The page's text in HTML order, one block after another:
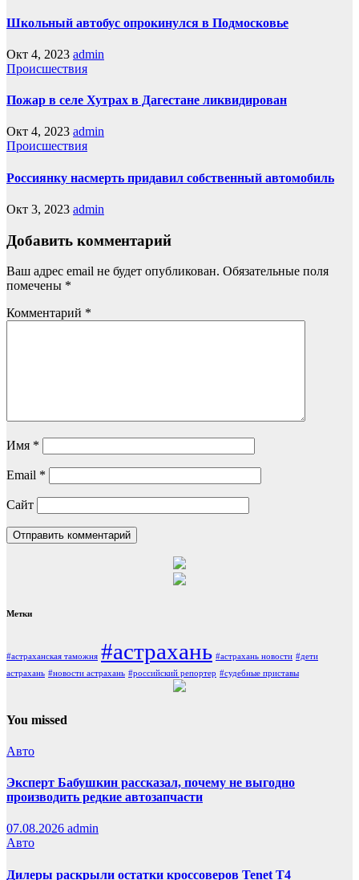
Школьный автобус опрокинулся в Подмосковье
Окт 4, 2023 admin
Происшествия
Пожар в селе Хутрах в Дагестане ликвидирован
Окт 4, 2023 admin
Происшествия
Россиянку насмерть придавил собственный автомобиль
Окт 3, 2023 admin
Добавить комментарий
Ваш адрес email не будет опубликован. Обязательные поля
помечены *
Комментарий *
Имя *
Email *
Сайт
Метки
#астраханская таможня #астрахань #астрахань новости #дети
астрахань #новости астрахань #российский репортер #судебные приставы
You missed
Авто
Эксперт Бабушкин рассказал, почему не выгодно
производить редкие автозапчасти
07.08.2026 admin
Авто
Дилеры раскрыли остатки кроссоверов Tenet T4